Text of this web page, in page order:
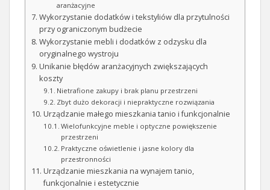
aranżacyjne
Wykorzystanie dodatków i tekstyliów dla przytulności
przy ograniczonym budżecie
Wykorzystanie mebli i dodatków z odzysku dla
oryginalnego wystroju
Unikanie błędów aranżacyjnych zwiększających
koszty
Nietrafione zakupy i brak planu przestrzeni
Zbyt dużo dekoracji i niepraktyczne rozwiązania
Urządzanie małego mieszkania tanio i funkcjonalnie
Wielofunkcyjne meble i optyczne powiększenie
przestrzeni
Praktyczne oświetlenie i jasne kolory dla
przestronności
Urządzanie mieszkania na wynajem tanio,
funkcjonalnie i estetycznie